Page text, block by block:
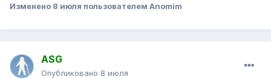
Изменено 8 июля пользователем Anomim
ASG
Опубликовано 8 июля